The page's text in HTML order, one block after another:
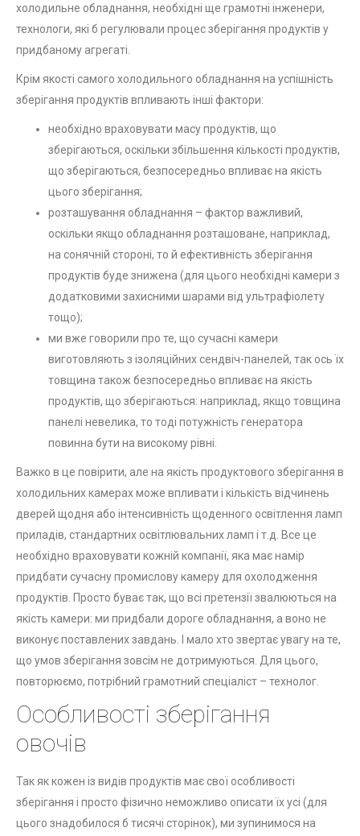
холодильне обладнання, необхідні ще грамотні інженери,
технологи, які б регулювали процес зберігання продуктів у
придбаному агрегаті.
Крім якості самого холодильного обладнання на успішність
зберігання продуктів впливають інші фактори:
необхідно враховувати масу продуктів, що
зберігаються, оскільки збільшення кількості продуктів,
що зберігаються, безпосередньо впливає на якість
цього зберігання;
розташування обладнання – фактор важливий,
оскільки якщо обладнання розташоване, наприклад,
на сонячній стороні, то й ефективність зберігання
продуктів буде знижена (для цього необхідні камери з
додатковими захисними шарами від ультрафіолету
тощо);
ми вже говорили про те, що сучасні камери
виготовляють з ізоляційних сендвіч-панелей, так ось їх
товщина також безпосередньо впливає на якість
продуктів, що зберігаються: наприклад, якщо товщина
панелі невелика, то тоді потужність генератора
повинна бути на високому рівні.
Важко в це повірити, але на якість продуктового зберігання в
холодильних камерах може впливати і кількість відчинень
дверей щодня або інтенсивність щоденного освітлення ламп
приладів, стандартних освітлювальних ламп і т.д. Все це
необхідно враховувати кожній компанії, яка має намір
придбати сучасну промислову камеру для охолодження
продуктів. Просто буває так, що всі претензії звалюються на
якість камери: ми придбали дороге обладнання, а воно не
виконує поставлених завдань. І мало хто звертає увагу на те,
що умов зберігання зовсім не дотримуються. Для цього,
повторюємо, потрібний грамотний спеціаліст – технолог.
Особливості зберігання
овочів
Так як кожен із видів продуктів має свої особливості
зберігання і просто фізично неможливо описати їх усі (для
цього знадобилося б тисячі сторінок), ми зупинимося на